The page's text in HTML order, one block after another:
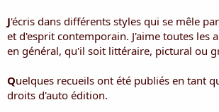
i
c
u
s
i
J'écris dans différents styles qui se mêle
et d'esprit contemporain. J'aime toutes les
en général, qu'il soit littéraire, pictural ou
Quelques recueils ont été publiés en tant
droits d'auto édition.